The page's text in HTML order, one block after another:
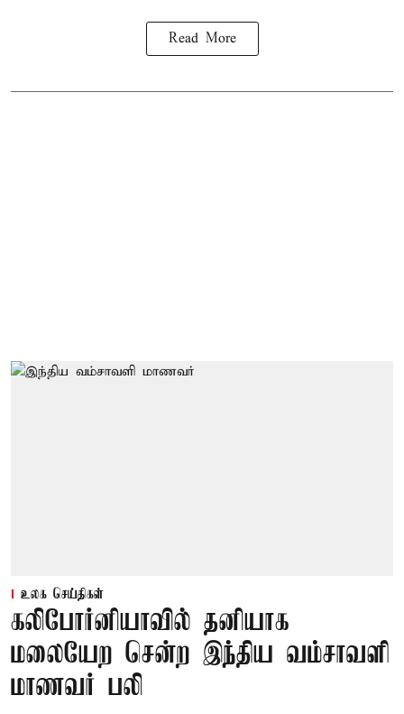
Read More
உலக செய்திகள்
கலிபோர்னியாவில் தனியாக
மலையேற சென்ற இந்திய வம்சாவளி
மாணவர் பலி